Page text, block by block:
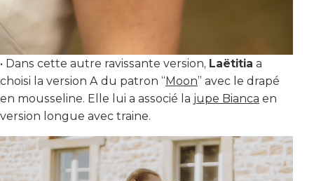
• Dans cette autre ravissante version, Laëtitia a
choisi la version A du patron “Moon” avec le drapé
en mousseline. Elle lui a associé la jupe Bianca en
version longue avec traine.